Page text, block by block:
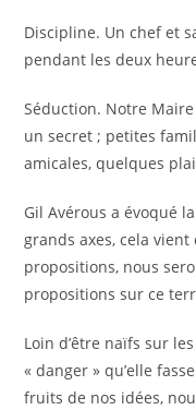
Discipline. Un chef et
pendant les deux
Séduction. Notre
un secret ; petites
amicales, quelques
Gil Avérous a évoqué
grands axes, cela
propositions, nous
propositions sur ce
Loin d’être naïfs sur
« danger » qu’elle
fruits de nos idées,